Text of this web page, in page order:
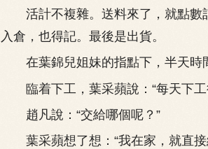
活計不複雜。送料來了，就點數
入倉，也得記。最後是出貨。
在葉錦兒姐妹的指點下，半天時
臨着下工，葉采蘋說：“每天下工
趙凡說：“交給哪個呢？”
葉采蘋想了想：“我在家，就直接